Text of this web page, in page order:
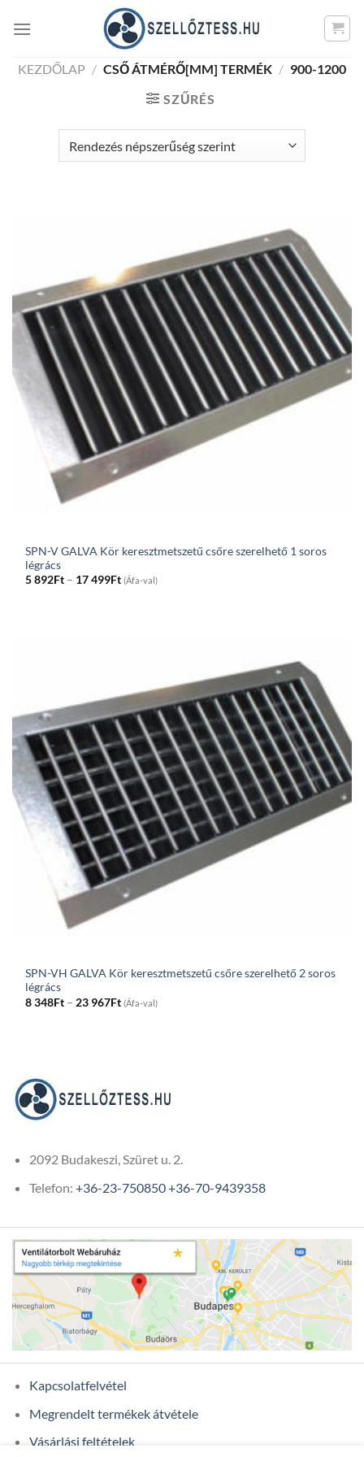
KEZDŐLAP / CSŐ ÁTMÉRŐ[MM] TERMÉK / 900-1200
SZŰRÉS
SPN-V GALVA Kör keresztmetszetű csőre szerelhető 1 soros
légrács
5 892Ft – 17 499FtPrice
range:
(Áfa-val)
SPN-VH GALVA Kör keresztmetszetű csőre szerelhető 2 soros
légrács
8 348Ft – 23 967FtPrice
range:
(Áfa-val)
2092 Budakeszi, Szüret u. 2.
Telefon: +36-23-750850+36-70-9439358
Kapcsolatfelvétel
Megrendelt termékek átvétele
Vásárlási feltételek